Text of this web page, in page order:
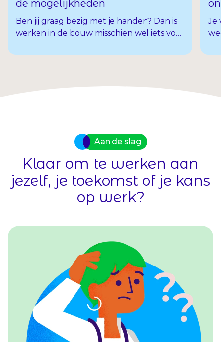
de mogelijkheden
Ben jij graag bezig met je handen? Dan is
werken in de bouw misschien wel iets voor
bouwen, afwerken of inrichten, er zijn
ontwikkelen. Hieronder vind je een
Je
Aan de slag
Klaar om te werken aan
jezelf, je toekomst of je kans
op werk?